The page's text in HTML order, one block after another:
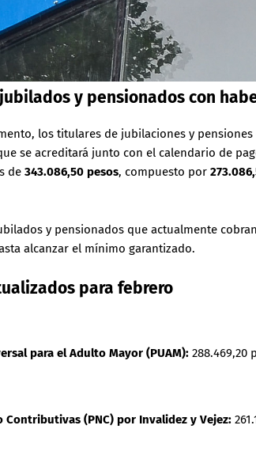
y pensionados con
los titulares de jubilaciones y
se acreditará junto con el calendario de
de 343.086,50 pesos, compuesto por
y pensionados que actualmente
alcanzar el mínimo garantizado.
para febrero
para el Adulto Mayor (PUAM): 288.469,20
Contributivas (PNC) por Invalidez y Vejez: